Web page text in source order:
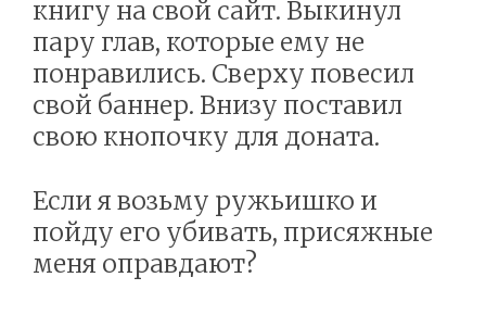
книгу на свой сайт. Выкинул
пару глав, которые ему не
понравились. Сверху повесил
свой баннер. Внизу поставил
свою кнопочку для доната.
Если я возьму ружьишко и
пойду его убивать, присяжные
меня оправдают?